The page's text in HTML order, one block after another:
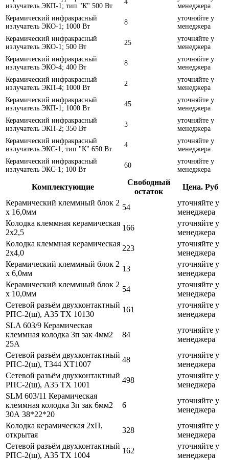
излучатель ЭКП-1; тип "К" 500 Вт
4
менеджера
Керамический инфракрасный
излучатель ЭКО-1; 1000 Вт
8
уточняйте у
менеджера
Керамический инфракрасный
излучатель ЭКО-1; 500 Вт
25
уточняйте у
менеджера
Керамический инфракрасный
излучатель ЭКО-4; 400 Вт
8
уточняйте у
менеджера
Керамический инфракрасный
излучатель ЭКП-4; 1000 Вт
2
уточняйте у
менеджера
Керамический инфракрасный
излучатель ЭКП-1; 1000 Вт
45
уточняйте у
менеджера
Керамический инфракрасный
излучатель ЭКП-2; 350 Вт
3
уточняйте у
менеджера
Керамический инфракрасный
излучатель ЭКС-1; тип "К" 650 Вт
4
уточняйте у
менеджера
Керамический инфракрасный
излучатель ЭКС-1; 100 Вт
60
уточняйте у
менеджера
Комплектующие
Свободный
остаток
Цена. Руб
Керамический клеммный блок 2
х 16,0мм
54
уточняйте у
менеджера
Колодка клеммная керамическая
2х2,5
166
уточняйте у
менеджера
Колодка клеммная керамическая
2х4,0
223
уточняйте у
менеджера
Керамический клеммный блок 2
х 6,0мм
13
уточняйте у
менеджера
Керамический клеммный блок 2
х 10,0мм
54
уточняйте у
менеджера
Сетевой разъём двухконтактный
РПС-2(ш), A35 TX 10130
161
уточняйте у
менеджера
SLA 603/9 Керамическая
клеммная колодка 3п зак 4мм2
25А
84
уточняйте у
менеджера
Сетевой разъём двухконтактный
РПС-2(ш), Т344 ХТ1007
48
уточняйте у
менеджера
Сетевой разъём двухконтактный
РПС-2(ш), A35 TX 1001
498
уточняйте у
менеджера
SLM 603/11 Керамическая
клеммная колодка 3п зак 6мм2
30А 38*22*20
6
уточняйте у
менеджера
Колодка керамическая 2хП,
открытая
328
уточняйте у
менеджера
Сетевой разъём двухконтактный
РПС-2(ш), A35 TX 1004
162
уточняйте у
менеджера